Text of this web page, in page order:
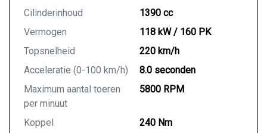
Cilinderinhoud
1390 cc
Vermogen
118 kW / 160 PK
Topsnelheid
220 km/h
Acceleratie (0-100 km/h)
8.0 seconden
Maximum aantal toeren
per minuut
5800 RPM
Koppel
240 Nm